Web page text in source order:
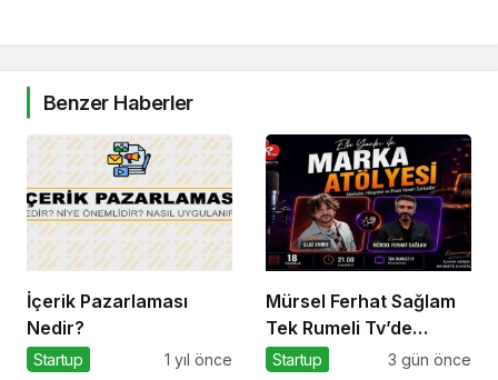
Benzer Haberler
İçerik Pazarlaması
Nedir?
Startup 1 yıl önce
Mürsel Ferhat Sağlam
Tek Rumeli Tv’de
Marka Atölyesi
Startup 3 gün önce